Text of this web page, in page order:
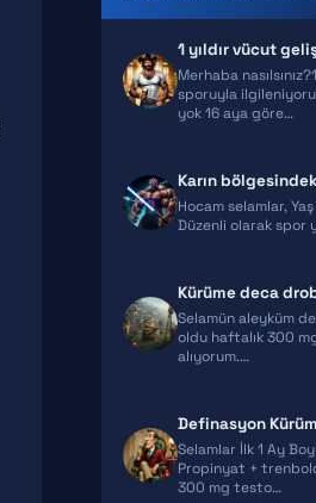
CLENBUTEROL
YOHIMBINE
DIANABOL
Merhaba
sporuyla
yok 16 aya göre…
Hocam selamlar,
Düzenli olarak spor
Selamün aleyküm
oldu haftalık 300
alıyorum.…
Definasyon
Selamlar İlk 1 Ay
Propinyat +
300 mg testo…